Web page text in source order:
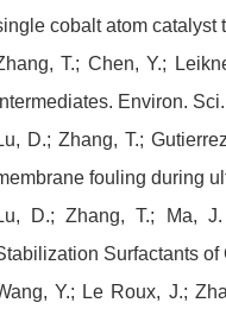
cobalt atom catalyst
T.; Chen, Y.;
Intermediates. Environ.
D.; Zhang, T.;
fouling during
D.; Zhang, T.; Ma,
Surfactants
Y.; Le Roux, J.;